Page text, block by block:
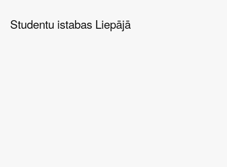
Studentu istabas Liepājā